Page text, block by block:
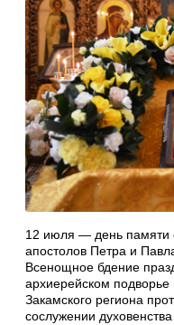
12 июля — день памяти
апостолов Петра и
Всенощное бдение
архиерейском подворье
Закамского региона
сослужении духовенства